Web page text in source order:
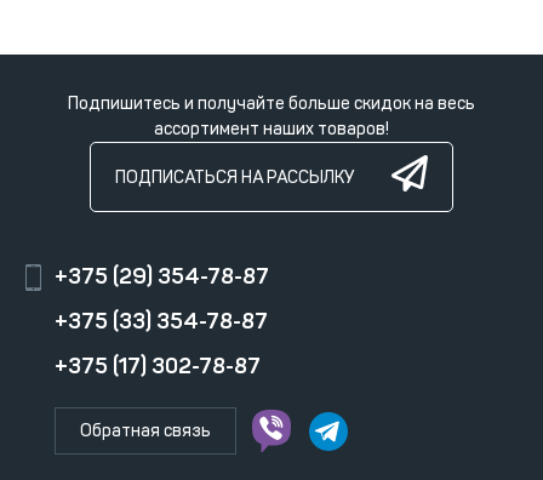
Подпишитесь и получайте больше скидок на весь
ассортимент наших товаров!
ПОДПИСАТЬСЯ НА РАССЫЛКУ
+375 (29) 354-78-87
+375 (33) 354-78-87
+375 (17) 302-78-87
Обратная связь